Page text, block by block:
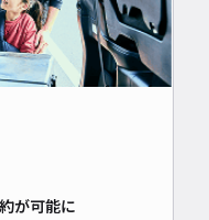
が可能に